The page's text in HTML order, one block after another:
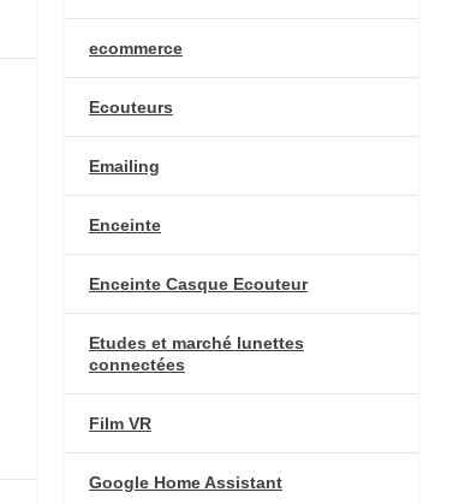
ecommerce
Ecouteurs
Emailing
Enceinte
Enceinte Casque Ecouteur
Etudes et marché lunettes
connectées
Film VR
Google Home Assistant